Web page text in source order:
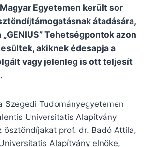
Egyetemen került sor
átadására,
Tehetségpontok azon
akiknek édesapja a
vagy jelenleg is ott teljesít
Szegedi Tudományegyetemen
Universitatis Alapítvány
ösztöndíjakat prof. dr. Badó Attila,
Alapítvány elnöke,